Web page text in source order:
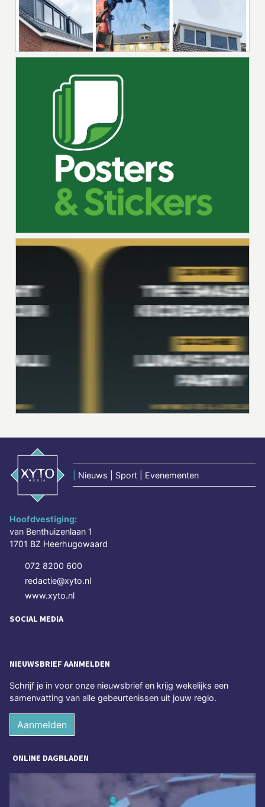
Nieuws | Sport | Evenementen
Hoofdvestiging:
van Benthuizenlaan 1
1701 BZ Heerhugowaard
072 8200 600
redactie@xyto.nl
www.xyto.nl
SOCIAL MEDIA
NIEUWSBRIEF AANMELDEN
Schrijf je in voor onze nieuwsbrief en krijg wekelijks een
samenvatting van alle gebeurtenissen uit jouw regio.
Aanmelden
ONLINE DAGBLADEN